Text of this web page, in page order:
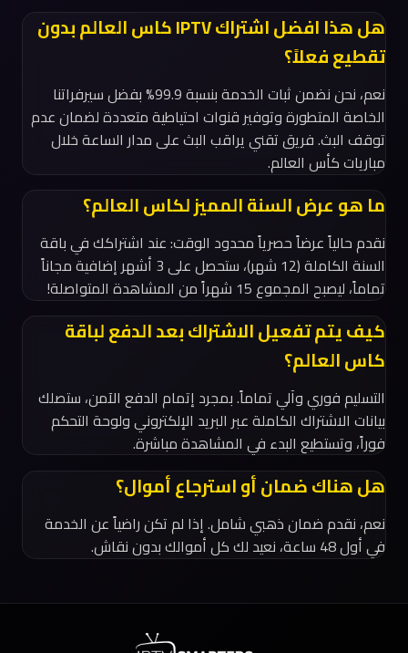
هل هذا افضل اشتراك IPTV كاس العالم بدون
تقطيع فعلاً؟
نعم، نحن نضمن ثبات الخدمة بنسبة 99.9% بفضل سيرفراتنا
الخاصة المتطورة وتوفير قنوات احتياطية متعددة لضمان عدم
توقف البث. فريق تقني يراقب البث على مدار الساعة خلال
مباريات كأس العالم.
ما هو عرض السنة المميز لكاس العالم؟
نقدم حالياً عرضاً حصرياً محدود الوقت: عند اشتراكك في باقة
السنة الكاملة (12 شهر)، ستحصل على 3 أشهر إضافية مجاناً
تماماً، ليصبح المجموع 15 شهراً من المشاهدة المتواصلة!
كيف يتم تفعيل الاشتراك بعد الدفع لباقة
كاس العالم؟
التسليم فوري وآلي تماماً. بمجرد إتمام الدفع الآمن، ستصلك
بيانات الاشتراك الكاملة عبر البريد الإلكتروني ولوحة التحكم
فوراً، وتستطيع البدء في المشاهدة مباشرة.
هل هناك ضمان أو استرجاع أموال؟
نعم، نقدم ضمان ذهبي شامل. إذا لم تكن راضياً عن الخدمة
في أول 48 ساعة، نعيد لك كل أموالك بدون نقاش.